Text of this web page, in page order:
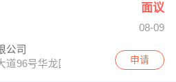
面议
08-09
公司
道96号华龙国际大厦2106室申请